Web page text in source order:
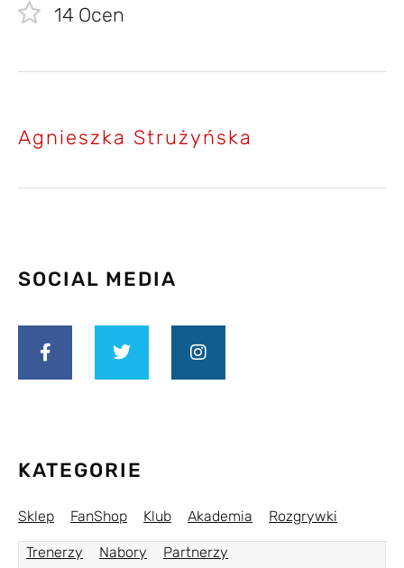
14 Ocen
Agnieszka Strużyńska
SOCIAL MEDIA
KATEGORIE
Sklep FanShop Klub Akademia Rozgrywki
Trenerzy Nabory
Partnerzy